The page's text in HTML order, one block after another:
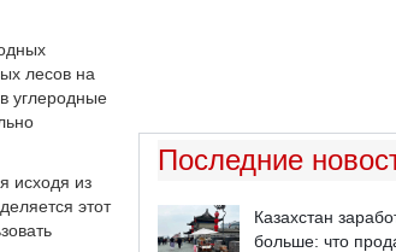
лесов на
углеродные
исходя из
этот
Последние
Казахстан
больше: что